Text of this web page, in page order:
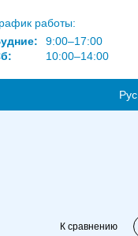
работы:
9:00–17:00
10:00–14:00
Рус
К сравнению